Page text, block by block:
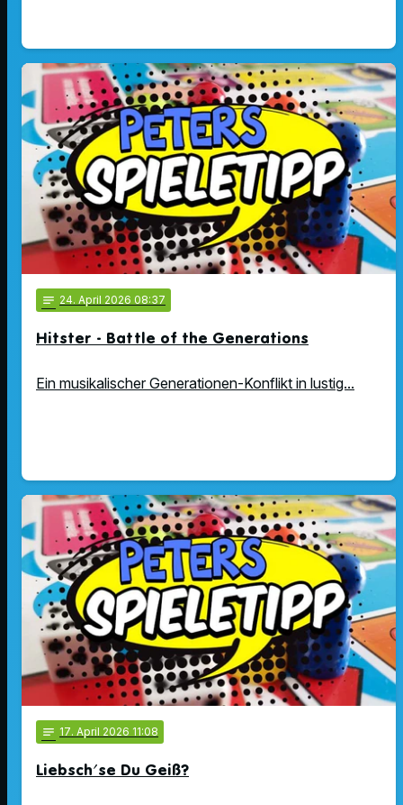
notes 24. April 2026 08:37
Hitster - Battle of the Generations
Ein musikalischer Generationen-Konflikt in lustig...
notes 17. April 2026 11:08
Liebsch'se Du Geiß?